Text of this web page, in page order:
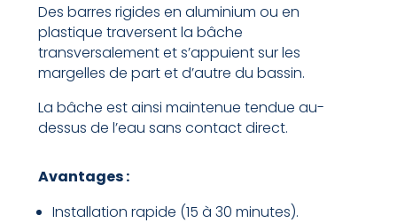
Des barres rigides en aluminium ou en
plastique traversent la bâche
transversalement et s’appuient sur les
margelles de part et d’autre du bassin.
La bâche est ainsi maintenue tendue au-
dessus de l’eau sans contact direct.
Avantages :
Installation rapide (15 à 30 minutes).